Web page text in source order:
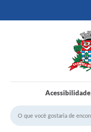
Acessibilidade